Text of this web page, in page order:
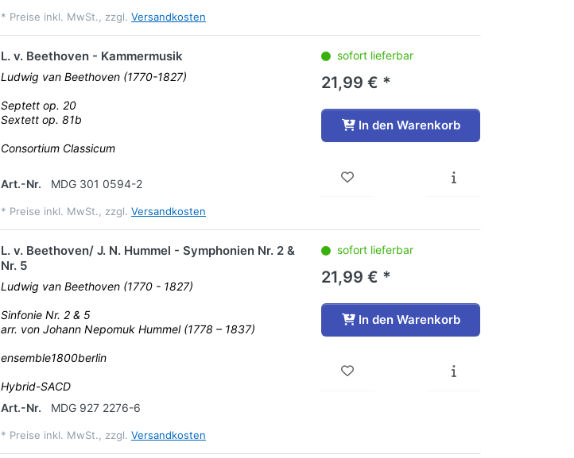
* Preise inkl. MwSt., zzgl. Versandkosten
L. v. Beethoven - Kammermusik
Ludwig van Beethoven (1770-1827)
Septett op. 20
Sextett op. 81b
Consortium Classicum
Art.-Nr. MDG 301 0594-2
* Preise inkl. MwSt., zzgl. Versandkosten
sofort lieferbar
21,99 € *
In den Warenkorb
L. v. Beethoven/ J. N. Hummel - Symphonien Nr. 2 &
Nr. 5
Ludwig van Beethoven (1770 - 1827)
Sinfonie Nr. 2 & 5
arr. von Johann Nepomuk Hummel (1778 – 1837)
ensemble1800berlin
Hybrid-SACD
Art.-Nr.
MDG 927 2276-6
* Preise inkl. MwSt., zzgl. Versandkosten
sofort lieferbar
21,99 € *
In den Warenkorb